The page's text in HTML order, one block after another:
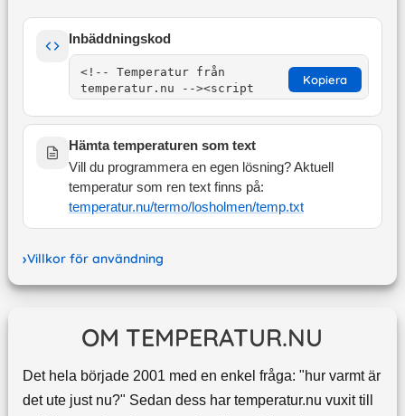
Inbäddningskod
Kopiera
Hämta temperaturen som text
Vill du programmera en egen lösning? Aktuell
temperatur som ren text finns på:
temperatur.nu/termo/losholmen/temp.txt
Villkor för användning
OM TEMPERATUR.NU
Det hela började 2001 med en enkel fråga: "hur varmt är
det ute just nu?" Sedan dess har temperatur.nu vuxit till